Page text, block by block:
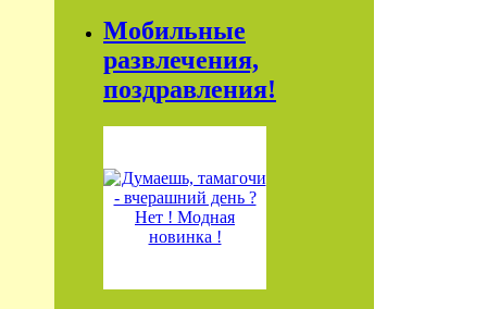
Мобильные
развлечения,
поздравления!